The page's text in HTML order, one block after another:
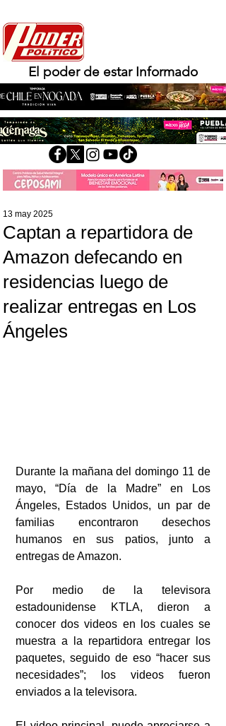
El poder de estar Informado
Captan a repartidora de
Amazon defecando en
residencias luego de
realizar entregas en Los
Ángeles
13 may 2025
Durante la mañana del domingo 11 de
mayo, “Día de la Madre” en Los
Ángeles, Estados Unidos, un par de
familias encontraron desechos
humanos en sus patios, junto a
entregas de Amazon.
Por medio de la televisora
estadounidense KTLA, dieron a
conocer dos videos en los cuales se
muestra a la repartidora entregar los
paquetes, seguido de eso “hacer sus
necesidades”; los videos fueron
enviados a la televisora.